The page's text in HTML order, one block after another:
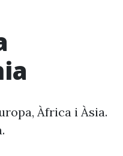
Àfrica i Àsia.